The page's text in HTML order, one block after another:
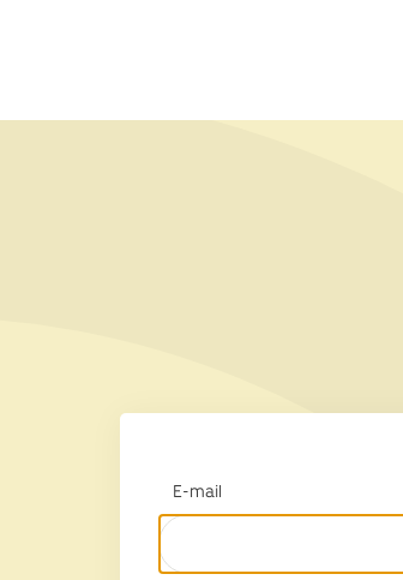
E-mail